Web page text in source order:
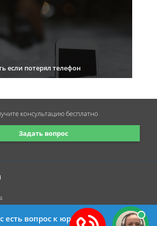
если потерял телефон
Задать вопрос
консультациюбесплатно
есть вопрос к юристу?